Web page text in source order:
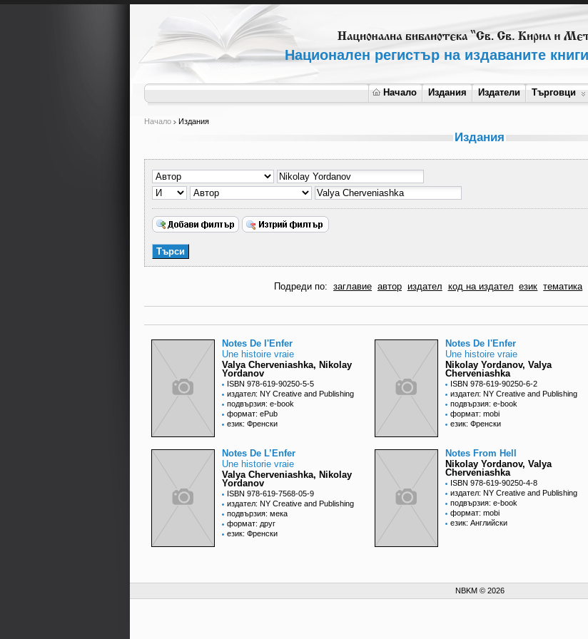
Национален регистър на издаваните
Начало Издания Издатели Търговци
Начало Издания
Издания
Подреди по: заглавие автор издател код на издател език тематика
Notes De l'Enfer
Une histoire vraie
Valya Cherveniashka, Nikolay
Yordanov
ISBN 978-619-90250-5-5
издател: NY Creative and Publishing
подвързия: e-book
формат: ePub
език: Френски
Notes De l'Enfer
Une histoire vraie
Nikolay Yordanov, Valya
Cherveniashka
ISBN 978-619-90250-6-2
издател: NY Creative and Publishing
подвързия: e-book
формат: mobi
език: Френски
Notes De L’Enfer
Une historie vraie
Valya Cherveniashka, Nikolay
Yordanov
ISBN 978-619-7568-05-9
издател: NY Creative and Publishing
подвързия: мека
формат: друг
език: Френски
Notes From Hell
Nikolay Yordanov, Valya
Cherveniashka
ISBN 978-619-90250-4-8
издател: NY Creative and Publishing
подвързия: e-book
формат: mobi
език: Английски
NBKM © 2026